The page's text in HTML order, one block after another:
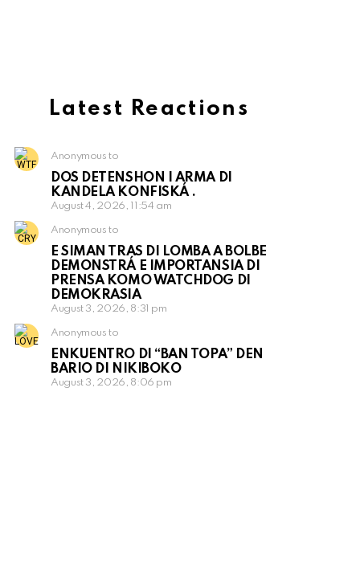
Latest Reactions
Anonymous to
DOS DETENSHON I ARMA DI
KANDELA KONFISKÁ .
August 4, 2026, 11:54 am
Anonymous to
E SIMAN TRAS DI LOMBA A BOLBE
DEMONSTRÁ E IMPORTANSIA DI
PRENSA KOMO WATCHDOG DI
DEMOKRASIA
August 3, 2026, 8:31 pm
Anonymous to
ENKUENTRO DI “BAN TOPA” DEN
BARIO DI NIKIBOKO
August 3, 2026, 8:06 pm